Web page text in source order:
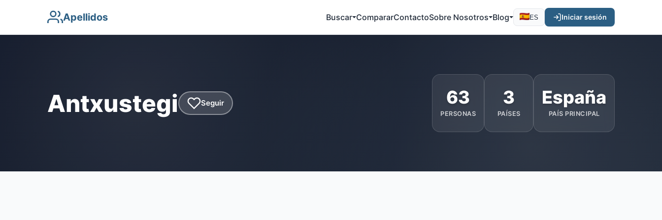
Apellidos Buscar CompararContactoSobre Nosotros Blog ES Iniciar sesión
Antxustegi Seguir 63
PERSONAS
3
PAÍSES
España
PAÍS PRINCIPAL